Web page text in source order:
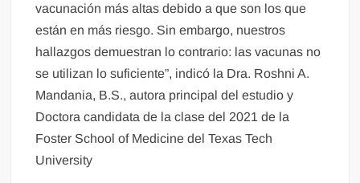
vacunación más altas debido a que son los que
están en más riesgo. Sin embargo, nuestros
hallazgos demuestran lo contrario: las vacunas no
se utilizan lo suficiente”, indicó la Dra. Roshni A.
Mandania, B.S., autora principal del estudio y
Doctora candidata de la clase del 2021 de la
Foster School of Medicine del Texas Tech
University